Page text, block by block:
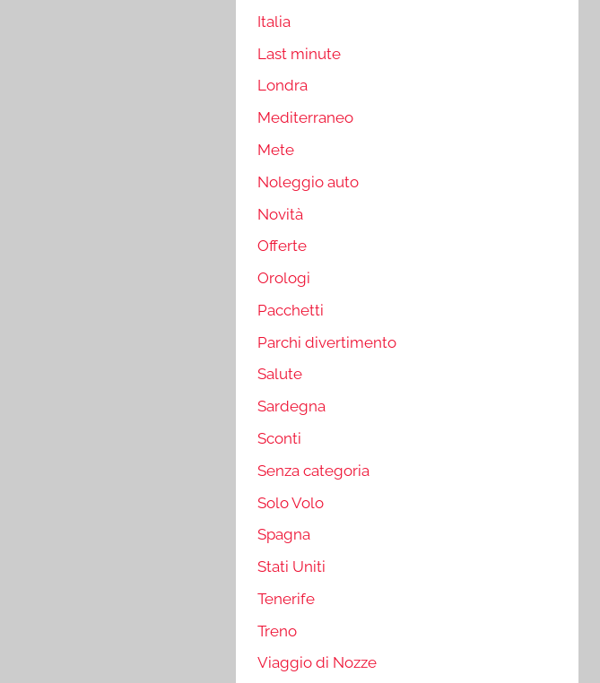
Italia
Last minute
Londra
Mediterraneo
Mete
Noleggio auto
Novità
Offerte
Orologi
Pacchetti
Parchi divertimento
Salute
Sardegna
Sconti
Senza categoria
Solo Volo
Spagna
Stati Uniti
Tenerife
Treno
Viaggio di Nozze